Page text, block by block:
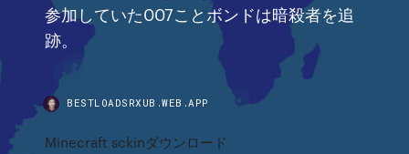
参加していた007ことボンドは暗殺者を追
跡。
BESTLOADSRXUB.WEB.APP
Minecraft sckinダウンロード